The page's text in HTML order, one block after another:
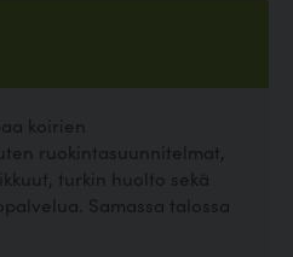
koirien
ruokintasuunnitelmat,
turkin huolto sekä
Samassa talossa